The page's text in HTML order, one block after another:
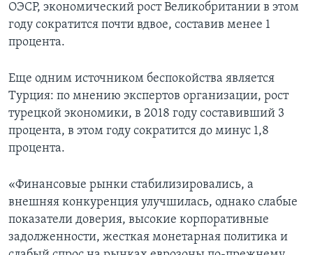
ОЭСР, экономический рост Великобритании в этом
году сократится почти вдвое, составив менее 1
процента.
Еще одним источником беспокойства является
Турция: по мнению экспертов организации, рост
турецкой экономики, в 2018 году составивший 3
процента, в этом году сократится до минус 1,8
процента.
«Финансовые рынки стабилизировались, а
внешняя конкуренция улучшилась, однако слабые
показатели доверия, высокие корпоративные
задолженности, жесткая монетарная политика и